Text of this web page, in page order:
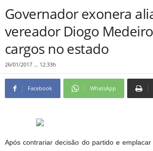
Governador exonera
vereador Diogo
cargos no estado
26/01/2017 ... 12:33h
Facebook WhatsApp
Após contrariar decisão do partido e